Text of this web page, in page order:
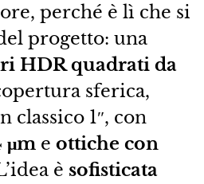
perché è lì che si
progetto: una
HDR quadrati da
sferica,
classico 1″, con
μme ottiche con
è sofisticata